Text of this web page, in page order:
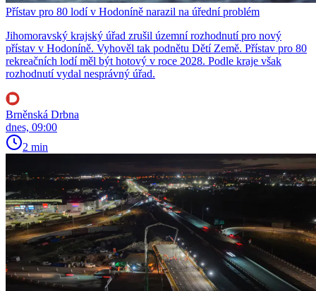
Přístav pro 80 lodí v Hodoníně narazil na úřední problém
Jihomoravský krajský úřad zrušil územní rozhodnutí pro nový
přístav v Hodoníně. Vyhověl tak podnětu Dětí Země. Přístav pro 80
rekreačních lodí měl být hotový v roce 2028. Podle kraje však
rozhodnutí vydal nesprávný úřad.
Brněnská Drbna
dnes, 09:00
2 min